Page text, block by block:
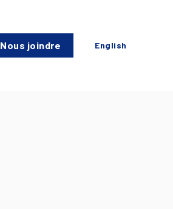
Nous joindre English